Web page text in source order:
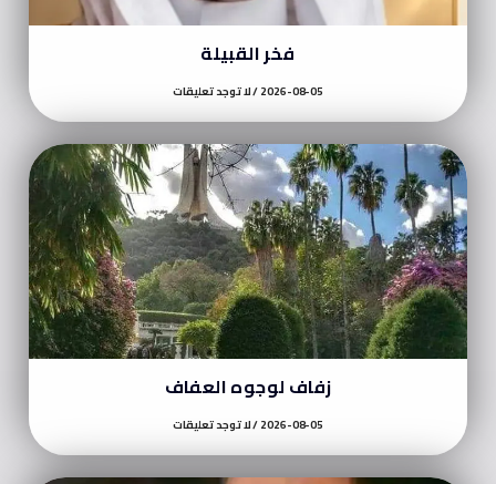
فخر القبيلة
2026-08-05 لا توجد تعليقات
زفاف لوجوه العفاف
2026-08-05 لا توجد تعليقات